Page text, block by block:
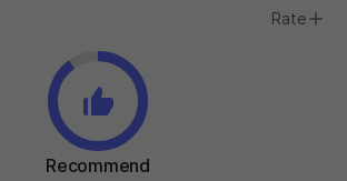
Rate
Recommend